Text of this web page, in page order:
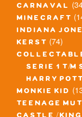
carnaval
minecraft
indiana
kerst (74)
serie 1 t/m
harry
monkie kid
teenage